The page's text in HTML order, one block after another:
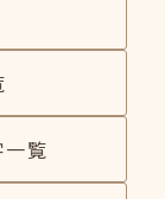
一覧